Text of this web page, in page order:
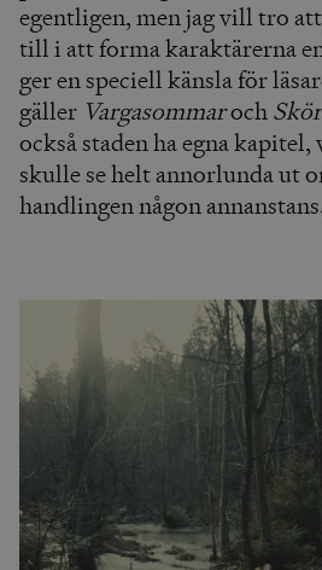
egentligen, men jag vill tro
till i att forma karaktärerna
ger en speciell känsla för
gäller Vargasommaroch
också staden ha egna
skulle se helt annorlunda ut
handlingen någon